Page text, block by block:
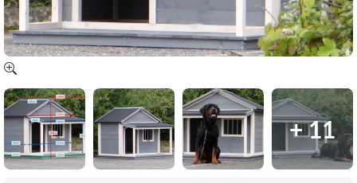
+ 11